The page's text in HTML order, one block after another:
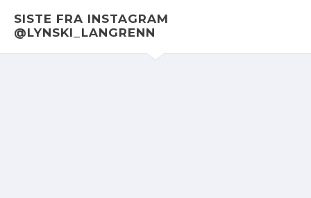
SISTE FRA INSTAGRAM
@LYNSKI_LANGRENN